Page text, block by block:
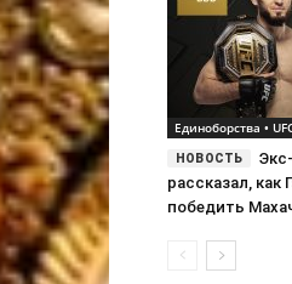
Единоборства •
рассказал, как
победить